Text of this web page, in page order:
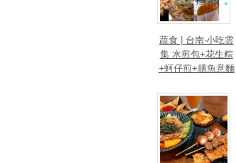
蔬食 | 台南‧小吃雲
集 水煎包+花生粽
+蚵仔煎+膳魚意麵